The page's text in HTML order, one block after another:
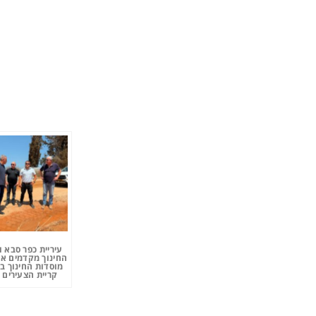
עיריית כפר
החינוך מקדמים
מוסדות החינוך
קריית